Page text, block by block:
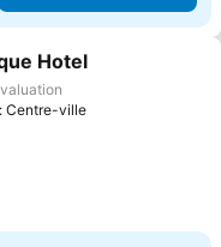
à mes favoris
Hotel
Centre-ville